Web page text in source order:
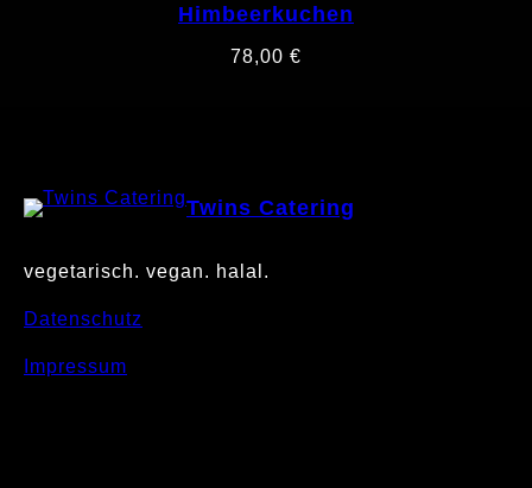
Himbeerkuchen
78,00 €
Twins Catering
vegetarisch. vegan. halal.
Datenschutz
Impressum